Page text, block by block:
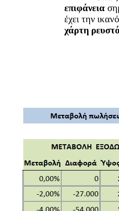
επιφάνεια
έχει την
χάρτη